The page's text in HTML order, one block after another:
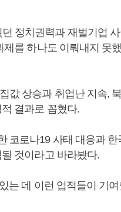
정치권력과 재벌기업
를 하나도 이뤄내지 못
값 상승과 취업난 지속,
결과로 꼽혔다.
코로나19 사태 대응과 한
것이라고 바라봤다.
는 데 이런 업적들이 기